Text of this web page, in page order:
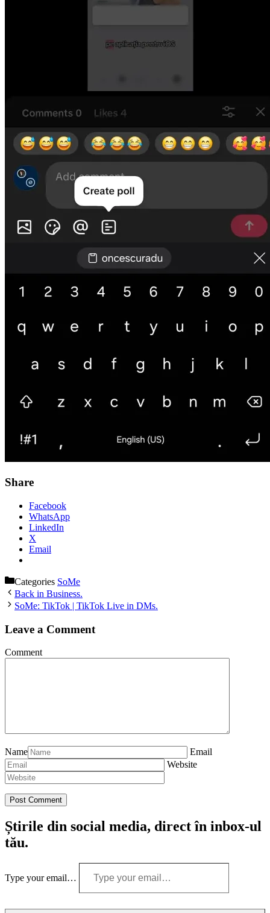
Share
Facebook
WhatsApp
LinkedIn
X
Email
Categories SoMe
Back in Business.
SoMe: TikTok | TikTok Live in DMs.
Leave a Comment
Comment
Name
Email
Website
Știrile din social media, direct în inbox-ul
tău.
Type your email…